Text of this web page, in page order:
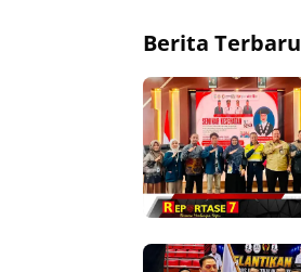
Berita Terbaru